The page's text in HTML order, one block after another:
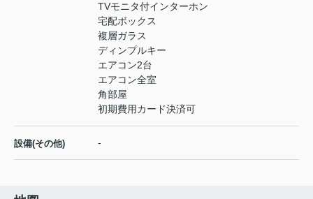
TVモニタ付インターホン
宅配ボックス
複層ガラス
ディンプルキー
エアコン2台
エアコン全室
角部屋
初期費用カード決済可
設備(その他) -